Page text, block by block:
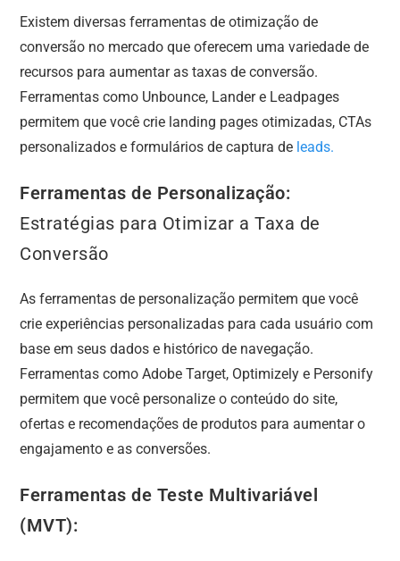
Existem diversas ferramentas de otimização de
conversão no mercado que oferecem uma variedade de
recursos para aumentar as taxas de conversão.
Ferramentas como Unbounce, Lander e Leadpages
permitem que você crie landing pages otimizadas, CTAs
personalizados e formulários de captura de leads.
Ferramentas de Personalização:
Estratégias para Otimizar a Taxa de
Conversão
As ferramentas de personalização permitem que você
crie experiências personalizadas para cada usuário com
base em seus dados e histórico de navegação.
Ferramentas como Adobe Target, Optimizely e Personify
permitem que você personalize o conteúdo do site,
ofertas e recomendações de produtos para aumentar o
engajamento e as conversões.
Ferramentas de Teste Multivariável
(MVT):